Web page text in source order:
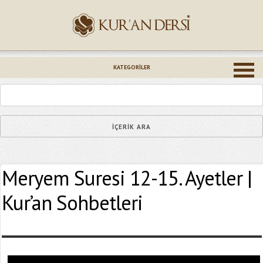
KATEGORILER
Meryem Suresi 12-15. Ayetler |
Kur’an Sohbetleri
Epostanız (*)
Yaşadığınız Hatanın Ayrıntıları